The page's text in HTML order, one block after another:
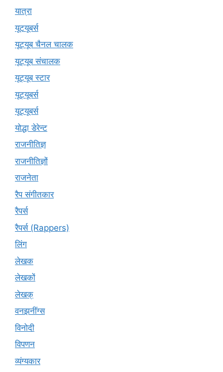
यात्रा
यूटयूबर्स
यूट्यूब चैनल चालक
यूट्यूब संचालक
यूट्यूब स्टार
यूट्‍यूबर्स
यूट्यूबर्स
योद्धा डेरेन्ट
राजनीतिज्ञ
राजनीतिज्ञों
राजनेता
रैप संगीतकार
रैपर्स
रैपर्स (Rappers)
लिंग
लेखक
लेखकों
लेखक्
वनझनींग्स
विनोदी
विपणन
व्यंग्यकार